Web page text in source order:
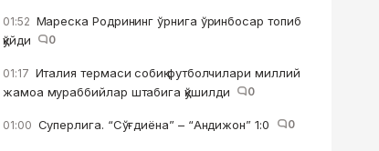
01:52 Мареска Родрининг ўрнига ўринбосар топиб
қўйди
0
01:17 Италия термаси собиқ футболчилари миллий
жамоа мураббийлар штабига қўшилди
0
01:00 Суперлига. “Сўғдиёна” – “Андижон” 1:0 0